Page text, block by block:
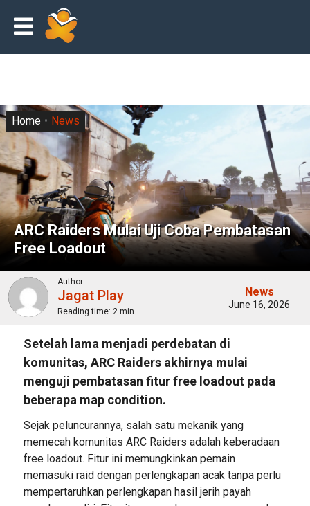
ARC Raiders Mulai Uji Coba Pembatasan
Free Loadout
Home News
Author
Jagat Play
Reading time: 2 min
News
June 16, 2026
Setelah lama menjadi perdebatan di
komunitas, ARC Raiders akhirnya mulai
menguji pembatasan fitur free loadout pada
beberapa map condition.
Sejak peluncurannya, salah satu mekanik yang
memecah komunitas ARC Raiders adalah keberadaan
free loadout. Fitur ini memungkinkan pemain
memasuki raid dengan perlengkapan acak tanpa perlu
mempertaruhkan perlengkapan hasil jerih payah